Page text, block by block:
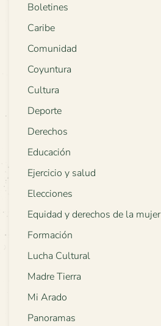
Boletines
Caribe
Comunidad
Coyuntura
Cultura
Deporte
Derechos
Educación
Ejercicio y salud
Elecciones
Equidad y derechos de la mujer
Formación
Lucha Cultural
Madre Tierra
Mi Arado
Panoramas